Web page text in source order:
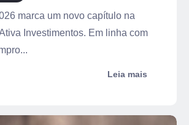
marca um novo capítulo na
Investimentos. Em linha com
Leia mais